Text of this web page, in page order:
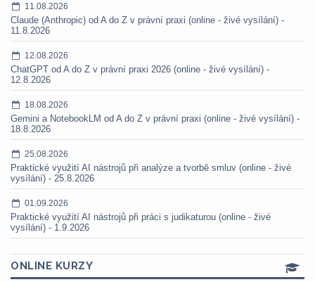
11.08.2026
Claude (Anthropic) od A do Z v právní praxi (online - živé vysílání) -
11.8.2026
12.08.2026
ChatGPT od A do Z v právní praxi 2026 (online - živé vysílání) -
12.8.2026
18.08.2026
Gemini a NotebookLM od A do Z v právní praxi (online - živé vysílání) -
18.8.2026
25.08.2026
Praktické využití AI nástrojů při analýze a tvorbě smluv (online - živé
vysílání) - 25.8.2026
01.09.2026
Praktické využití AI nástrojů při práci s judikaturou (online - živé
vysílání) - 1.9.2026
ONLINE KURZY